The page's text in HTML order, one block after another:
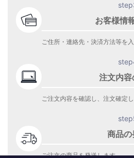
お客様情
ご住所・連絡先・決済方法等を入
注文内
ご注文内容を確認し、注文確定し
商品の
ご注文の商品を発送します。